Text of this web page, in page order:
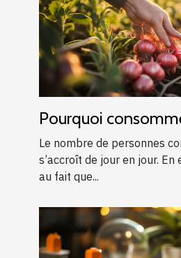
Pourquoi
Le nombre de personnes
s’accroît de jour en jour.
au fait que...